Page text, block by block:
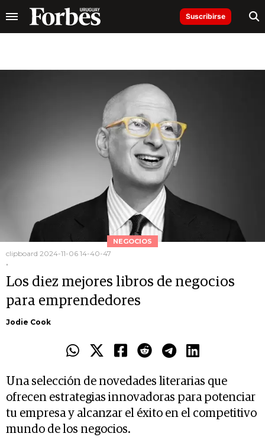
Suscribirse
NEGOCIOS
clipboard 2024-11-06 14-40-47
.
Los diez mejores libros de negocios
para emprendedores
Jodie Cook
Una selección de novedades literarias que
ofrecen estrategias innovadoras para potenciar
tu empresa y alcanzar el éxito en el competitivo
mundo de los negocios.